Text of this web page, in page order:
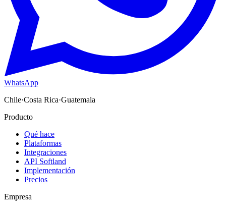
WhatsApp
Chile·Costa Rica·Guatemala
Producto
Qué hace
Plataformas
Integraciones
API Softland
Implementación
Precios
Empresa